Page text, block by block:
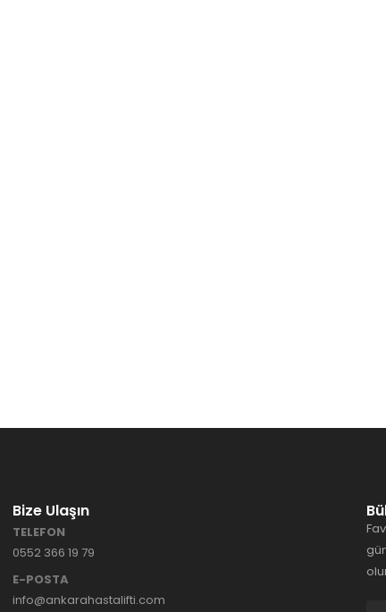
Bize Ulaşın
TELEFON
0552 366 19 79
E-POSTA
info@ankarahastalifti.com